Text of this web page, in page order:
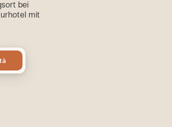
bei
mit